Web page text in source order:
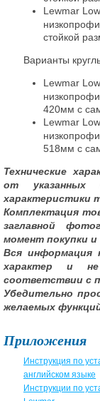
Lewmar
стойкой
Варианты
Lewmar
420мм с
Lewmar
518мм с
Технические
от указанных
характеристики
Комплектация
заглавной
момент покупки
Вся информация
характер и
соответствии с
Убедительно
желаемых
Приложения
Инструкция по
английском языке
Инструкции по